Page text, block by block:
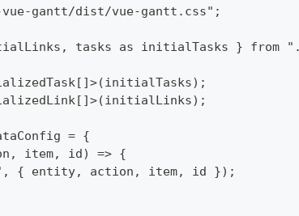
gantt/dist/vue-gantt.css";
tasks as initialTasks } from
= {
item, id) => {
{ entity, action, item, id });